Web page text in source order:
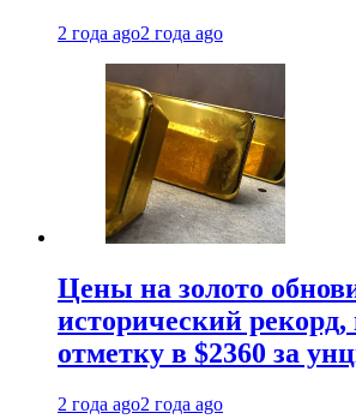
2 года ago2 года ago
Цены на золото
исторический
отметку в $2360 за
2 года ago2 года ago